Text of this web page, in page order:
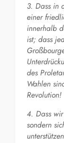
3. Dass in
einer
innerhalb
ist; dass
des
Wahlen
Revolution!
4. Dass
sondern